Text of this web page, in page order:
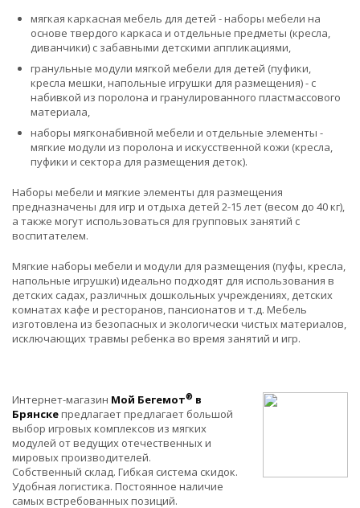
мягкая каркасная мебель для детей - наборы мебели на
основе твердого каркаса и отдельные предметы (кресла,
диванчики) с забавными детскими аппликациями,
гранульные модули мягкой мебели для детей (пуфики,
кресла мешки, напольные игрушки для размещения) - с
набивкой из поролона и гранулированного пластмассового
материала,
наборы мягконабивной мебели и отдельные элементы -
мягкие модули из поролона и искусственной кожи (кресла,
пуфики и сектора для размещения деток).
Наборы мебели и мягкие элементы для размещения
предназначены для игр и отдыха детей 2-15 лет (весом до 40 кг),
а также могут использоваться для групповых занятий с
воспитателем.
Мягкие наборы мебели и модули для размещения (пуфы, кресла,
напольные игрушки) идеально подходят для использования в
детских садах, различных дошкольных учреждениях, детских
комнатах кафе и ресторанов, пансионатов и т.д. Мебель
изготовлена из безопасных и экологически чистых материалов,
исключающих травмы ребенка во время занятий и игр.
Интернет-магазин Мой Бегемот® в
Брянскепредлагает предлагает большой
выбор игровых комплексов из мягких
модулей от ведущих отечественных и
мировых производителей.
Собственный склад. Гибкая система скидок.
Удобная логистика. Постоянное наличие
самых встребованных позиций.